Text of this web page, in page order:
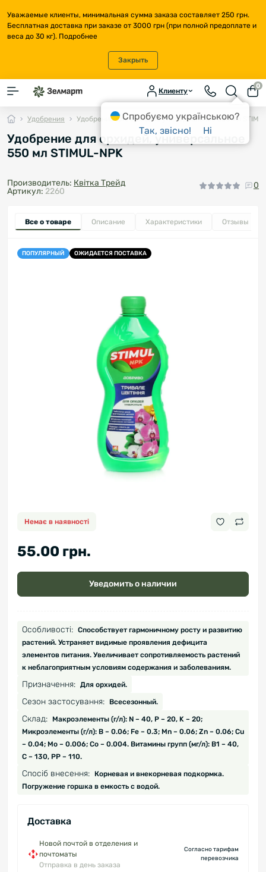
Уважаемые клиенты, минимальная сумма заказа составляет 250 грн.
Бесплатная доставка при заказе от 3000 грн (при полной предоплате и
веса до 30 кг). Подробнее
Закрыть
Клиенту
0
Удобрения Удобрение для орхидей, универсальное 550 мл
Удобрение для орхидей, универсальное
550 мл STIMUL-NPK
Производитель: Квітка Трейд
Артикул: 2260
0
Все о товаре Описание Характеристики Отзывы
ПОПУЛЯРНЫЙ ОЖИДАЕТСЯ ПОСТАВКА
Немає в наявності
55.00 грн.
Уведомить о наличии
Особливості: Способствует гармоничному росту и развитию
растений. Устраняет видимые проявления дефицита
элементов питания. Увеличивает сопротивляемость растений
к неблагоприятным условиям содержания и заболеваниям.
Призначення: Для орхидей.
Сезон застосування: Всесезонный.
Склад:
Макроэлементы (г/л): N – 40, P – 20, K – 20;
Микроэлементы (г/л): B – 0.06; Fe – 0.3; Mn – 0.06; Zn – 0.06; Cu
– 0.04; Mo – 0.006; Co – 0.004. Витамины групп (мг/л): В1 – 40,
С – 130, РР – 110.
Спосіб внесення:
Корневая и внекорневая подкормка.
Погружение горшка в емкость с водой.
Доставка
Новой почтой в отделения и
почтоматы
Отправка в день заказа
Согласно тарифам
перевозчика
Спробуємо українською?
Так, звісно!
Ні